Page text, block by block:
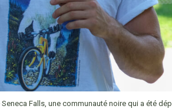
Falls, une communauté noire qui a été